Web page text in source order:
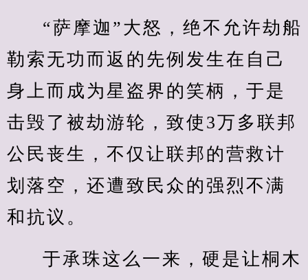
“萨摩迦”大怒，绝不允许劫船
勒索无功而返的先例发生在自己
身上而成为星盗界的笑柄，于是
击毁了被劫游轮，致使3万多联邦
公民丧生，不仅让联邦的营救计
划落空，还遭致民众的强烈不满
和抗议。
于承珠这么一来，硬是让桐木